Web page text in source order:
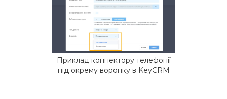
Приклад коннектору телефонії
під окрему воронку в KeyCRM